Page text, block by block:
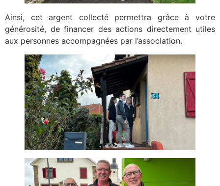
Ainsi, cet argent collecté permettra grâce à votre
générosité, de financer des actions directement utiles
aux personnes accompagnées par l’association.